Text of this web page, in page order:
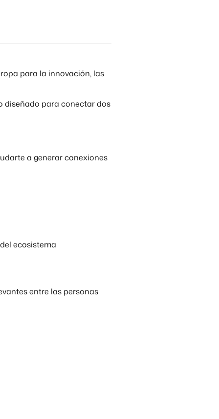
para la innovación, las
diseñado para conectar dos
a generar conexiones
ecosistema
entre las personas